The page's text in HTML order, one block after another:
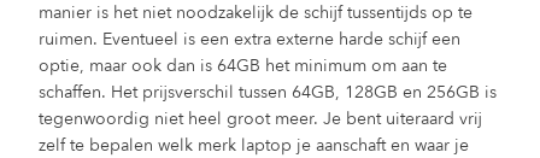
manier is het niet noodzakelijk de schijf tussentijds op te
ruimen. Eventueel is een extra externe harde schijf een
optie, maar ook dan is 64GB het minimum om aan te
schaffen. Het prijsverschil tussen 64GB, 128GB en 256GB is
tegenwoordig niet heel groot meer. Je bent uiteraard vrij
zelf te bepalen welk merk laptop je aanschaft en waar je